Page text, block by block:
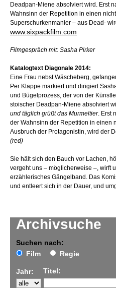
Archivsuche
Suchen nach:
Film
Regie
Jahr: Titel:
Deadpan-Miene absolviert wird. Erst
Wahnsinn der Repetition in einen
Superschurkenmanier – aus Dead-
www.sixpackfilm.com
Filmgespräch mit: Sasha Pirker
Katalogtext Diagonale 2014:
Eine Frau nebst Wäscheberg,
Per Klappe markiert und dirigiert
und Bügelprozess, der von der
stoischer Deadpan-Miene absolviert
und täglich grüßt das Murmeltier. Erst
der Wahnsinn der Repetition in einen
Ausbruch der Protagonistin, wird der
(red)
Sie hält sich den Bauch vor Lachen,
vergeht uns – möglicherweise –, wirft
erzählerisches Gängelband. Das
und entleert sich in der Dauer, und